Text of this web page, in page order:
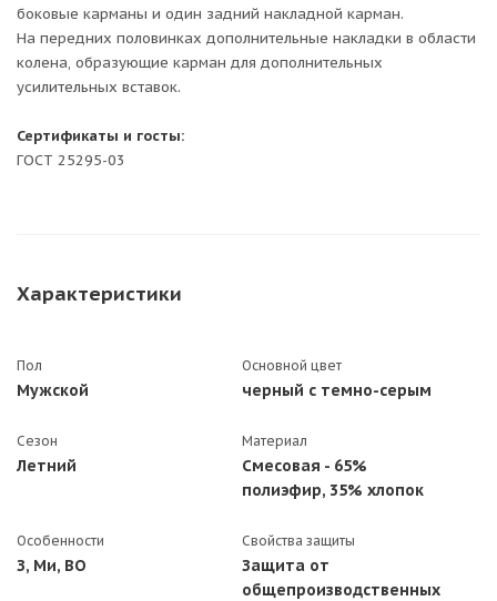
боковые карманы и один задний накладной карман.
На передних половинках дополнительные накладки в области
колена, образующие карман для дополнительных
усилительных вставок.
Сертификаты и госты:
ГОСТ 25295-03
Характеристики
Пол
Мужской
Основной цвет
черный с темно-серым
Сезон
Летний
Материал
Смесовая - 65%
полиэфир, 35% хлопок
Особенности
З, Ми, ВО
Свойства защиты
Защита от
общепроизводственных